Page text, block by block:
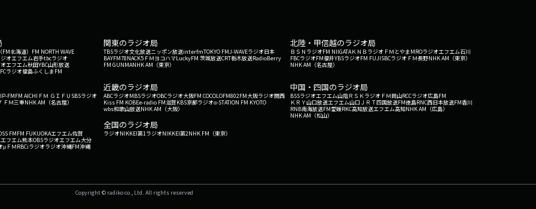
北海道） FM NORTH WAVE
オエフエム岩手tbcラジオ
エフエム秋田YBC山形放送
ラジオ福島ふくしまFM
関東のラジオ局
TBSラジオ文化放送ニッポン放送interfmTOKYO FMJ-WAVEラジオ日本
BAYFM78NACK5 ＦＭヨコハマLuckyFM 茨城放送CRT栃木放送RadioBerry
FM GUNMANHK AM（東京）
北陸・甲信越のラジオ局
ＢＳＮラジオFM NIIGATAＫＮＢラジオ ＦＭとやまMROラジオエフエム石川
FBCラジオFM福井YBSラジオFM FUJISBCラジオ ＦＭ長野NHK AM（東京）
NHK AM（名古屋）
FMFM AICHI ＦＭ ＧＩＦＵ SBSラジオ
ＦＭ三重NHK AM（名古屋）
近畿のラジオ局
ABCラジオMBSラジオOBCラジオ大阪FM COCOLOFM802FM大阪ラジオ関西
Kiss FM KOBEe-radio FM滋賀KBS京都ラジオα-STATION FM KYOTO
wbs和歌山放送NHK AM（大阪）
中国・四国のラジオ局
BSSラジオエフエム山陰ＲＳＫラジオ ＦＭ岡山RCCラジオ広島FM
ＫＲＹ山口放送エフエム山口 ＪＲＴ四国放送FM徳島RNC西日本放送FM香川
RNB南海放送FM愛媛RKC高知放送エフエム高知NHK AM（広島）
NHK AM（松山）
FMFM FUKUOKAエフエム佐賀
フエム熊本OBSラジオエフエム大分
μＦＭRBCiラジオラジオ沖縄FM沖縄
全国のラジオ局
ラジオNIKKEI第1ラジオNIKKEI第2NHK FM（東京）
Copyright © radiko co., Ltd. All rights reserved